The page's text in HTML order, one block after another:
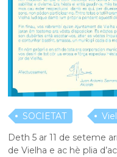
SOCIETAT
Deth 5 ar 11 de seteme
de Vielha e ac hè plia